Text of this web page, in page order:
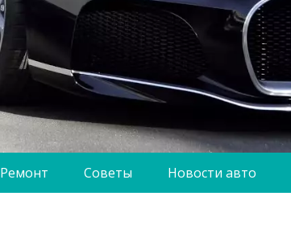
Ремонт Советы Новости авто